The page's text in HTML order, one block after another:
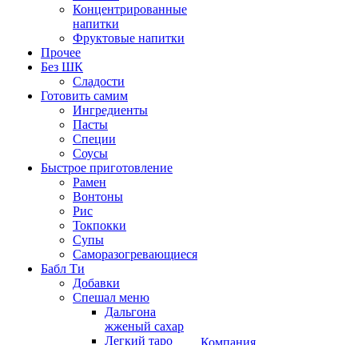
Концентрированные
напитки
Фруктовые напитки
Прочее
Без ШК
Сладости
Готовить самим
Ингредиенты
Пасты
Специи
Соусы
Быстрое приготовление
Рамен
Вонтоны
Рис
Токпокки
Супы
Саморазогревающиеся
Бабл Ти
Добавки
Спешал меню
Дальгона
жженый сахар
Легкий таро
Компания